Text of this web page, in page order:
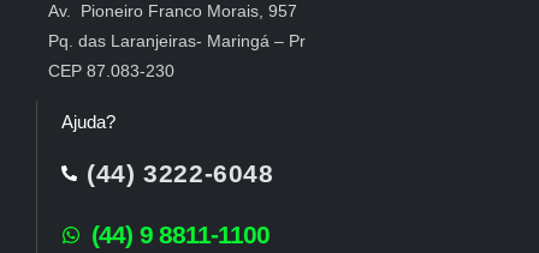
Av. Pioneiro Franco Morais, 957
Pq. das Laranjeiras- Maringá – Pr
CEP 87.083-230
Ajuda?
(44) 3222-6048
(44) 9 8811-1100